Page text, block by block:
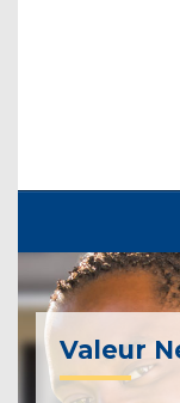
Valeur